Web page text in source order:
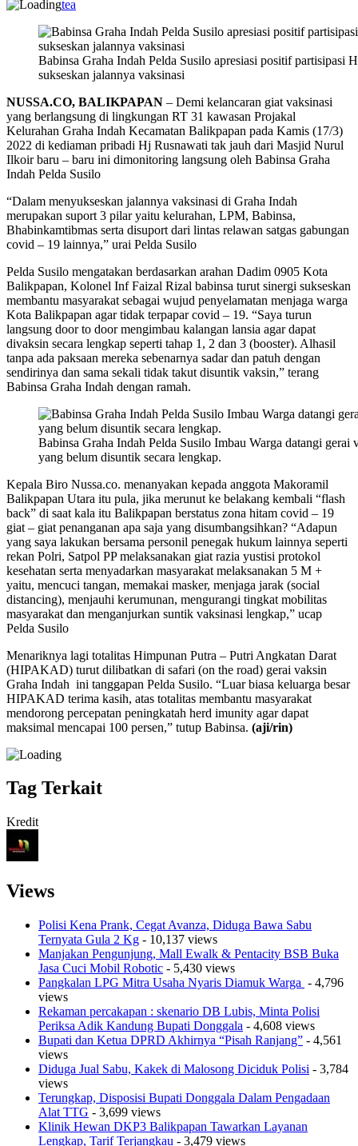
tea
Babinsa Graha Indah Pelda Susilo apresiasi positif partisipasi
sukseskan jalannya vaksinasi
NUSSA.CO, BALIKPAPAN – Demi kelancaran giat vaksinasi
yang berlangsung di lingkungan RT 31 kawasan Projakal
Kelurahan Graha Indah Kecamatan Balikpapan pada Kamis (17/3)
2022 di kediaman pribadi Hj Rusnawati tak jauh dari Masjid Nurul
Ilkoir baru – baru ini dimonitoring langsung oleh Babinsa Graha
Indah Pelda Susilo
“Dalam menyukseskan jalannya vaksinasi di Graha Indah
merupakan suport 3 pilar yaitu kelurahan, LPM, Babinsa,
Bhabinkamtibmas serta disuport dari lintas relawan satgas gabungan
covid – 19 lainnya,” urai Pelda Susilo
Pelda Susilo mengatakan berdasarkan arahan Dadim 0905 Kota
Balikpapan, Kolonel Inf Faizal Rizal babinsa turut sinergi sukseskan
membantu masyarakat sebagai wujud penyelamatan menjaga warga
Kota Balikpapan agar tidak terpapar covid – 19. “Saya turun
langsung door to door mengimbau kalangan lansia agar dapat
divaksin secara lengkap seperti tahap 1, 2 dan 3 (booster). Alhasil
tanpa ada paksaan mereka sebenarnya sadar dan patuh dengan
sendirinya dan sama sekali tidak takut disuntik vaksin,” terang
Babinsa Graha Indah dengan ramah.
Babinsa Graha Indah Pelda Susilo Imbau Warga datangi gerai
yang belum disuntik secara lengkap.
Kepala Biro Nussa.co. menanyakan kepada anggota Makoramil
Balikpapan Utara itu pula, jika merunut ke belakang kembali “flash
back” di saat kala itu Balikpapan berstatus zona hitam covid – 19
giat – giat penanganan apa saja yang disumbangsihkan? “Adapun
yang saya lakukan bersama personil penegak hukum lainnya seperti
rekan Polri, Satpol PP melaksanakan giat razia yustisi protokol
kesehatan serta menyadarkan masyarakat melaksanakan 5 M +
yaitu, mencuci tangan, memakai masker, menjaga jarak (social
distancing), menjauhi kerumunan, mengurangi tingkat mobilitas
masyarakat dan menganjurkan suntik vaksinasi lengkap,” ucap
Pelda Susilo
Menariknya lagi totalitas Himpunan Putra – Putri Angkatan Darat
(HIPAKAD) turut dilibatkan di safari (on the road) gerai vaksin
Graha Indah ini tanggapan Pelda Susilo. “Luar biasa keluarga besar
HIPAKAD terima kasih, atas totalitas membantu masyarakat
mendorong percepatan peningkatah herd imunity agar dapat
maksimal mencapai 100 persen,” tutup Babinsa. (aji/rin)
Tag Terkait
Kredit
Views
Polisi Kena Prank, Cegat Avanza, Diduga Bawa Sabu
Ternyata Gula 2 Kg - 10,137 views
Manjakan Pengunjung, Mall Ewalk & Pentacity BSB Buka
Jasa Cuci Mobil Robotic - 5,430 views
Pangkalan LPG Mitra Usaha Nyaris Diamuk Warga - 4,796
views
Rekaman percakapan : skenario DB Lubis, Minta Polisi
Periksa Adik Kandung Bupati Donggala - 4,608 views
Bupati dan Ketua DPRD Akhirnya “Pisah Ranjang” - 4,561
views
Diduga Jual Sabu, Kakek di Malosong Diciduk Polisi - 3,784
views
Terungkap, Disposisi Bupati Donggala Dalam Pengadaan
Alat TTG - 3,699 views
Klinik Hewan DKP3 Balikpapan Tawarkan Layanan
Lengkap, Tarif Terjangkau - 3,479 views